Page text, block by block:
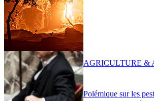
Polémique sur les
AGRICULTURE &